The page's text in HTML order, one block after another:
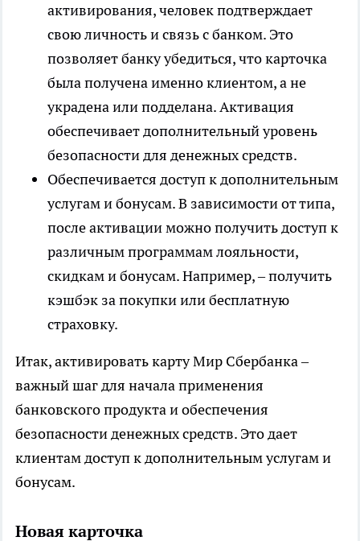
активирования, человек подтверждает
свою личность и связь с банком. Это
позволяет банку убедиться, что карточка
была получена именно клиентом, а не
украдена или подделана. Активация
обеспечивает дополнительный уровень
безопасности для денежных средств.
Обеспечивается доступ к дополнительным
услугам и бонусам. В зависимости от типа,
после активации можно получить доступ к
различным программам лояльности,
скидкам и бонусам. Например, – получить
кэшбэк за покупки или бесплатную
страховку.
Итак, активировать карту Мир Сбербанка –
важный шаг для начала применения
банковского продукта и обеспечения
безопасности денежных средств. Это дает
клиентам доступ к дополнительным услугам и
бонусам.
Новая карточка